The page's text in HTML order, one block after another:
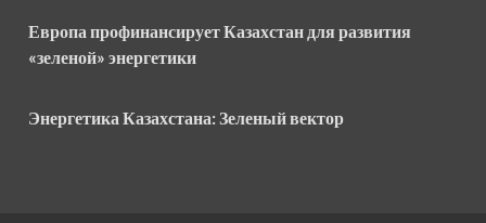
Европа профинансирует Казахстан для развития
«зеленой» энергетики
Энергетика Казахстана: Зеленый вектор